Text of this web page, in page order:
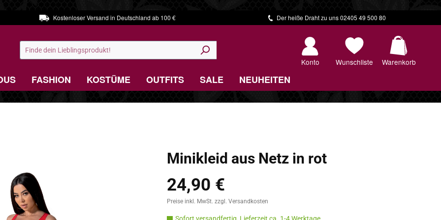
Kostenloser Versand in Deutschland ab 100 € Der heiße Draht zu uns 02405 49 500 80
FASHION KOSTÜME OUTFITS SALE NEUHEITEN
Wunschliste
Konto Warenkorb
Minikleid aus Netz in rot
Regulärer Preis:
24,90 €
Preise inkl. MwSt. zzgl. Versandkosten